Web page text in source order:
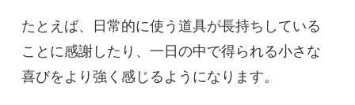
たとえば、日常的に使う道具が長持ちしている
ことに感謝したり、一日の中で得られる小さな
喜びをより強く感じるようになります。